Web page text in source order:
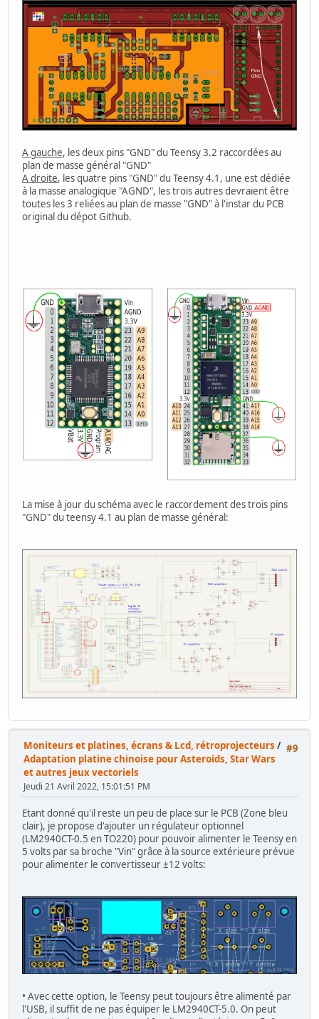
A gauche, les deux pins "GND" du Teensy 3.2 raccordées au
plan de masse général "GND"
A droite, les quatre pins "GND" du Teensy 4.1, une est dédiée
à la masse analogique "AGND", les trois autres devraient être
toutes les 3 reliées au plan de masse "GND" à l'instar du PCB
original du dépot Github.
La mise à jour du schéma avec le raccordement des trois pins
"GND" du teensy 4.1 au plan de masse général:
#9
Moniteurs et platines, écrans & Lcd, rétroprojecteurs /
Adaptation platine chinoise pour Asteroids, Star Wars
et autres jeux vectoriels
Jeudi 21 Avril 2022, 15:01:51 PM
Etant donné qu'il reste un peu de place sur le PCB (Zone bleu
clair), je propose d'ajouter un régulateur optionnel
(LM2940CT-0.5 en TO220) pour pouvoir alimenter le Teensy en
5 volts par sa broche "Vin" grâce à la source extérieure prévue
pour alimenter le convertisseur ±12 volts:
• Avec cette option, le Teensy peut toujours être alimenté par
l'USB, il suffit de ne pas équiper le LM2940CT-5.0. On peut